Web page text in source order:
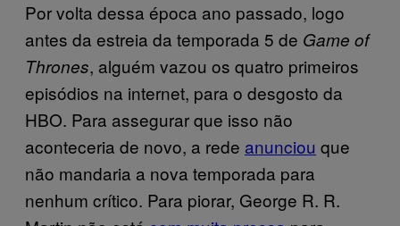
Por volta dessa época ano passado, logo
antes da estreia da temporada 5 de Game of
Thrones, alguém vazou os quatro primeiros
episódios na internet, para o desgosto da
HBO. Para assegurar que isso não
aconteceria de novo, a rede anunciou que
não mandaria a nova temporada para
nenhum crítico. Para piorar, George R. R.